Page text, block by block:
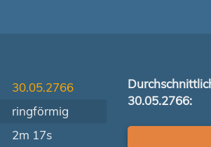
30.05.2766
ringförmig
2m 17s
30.05.2766: